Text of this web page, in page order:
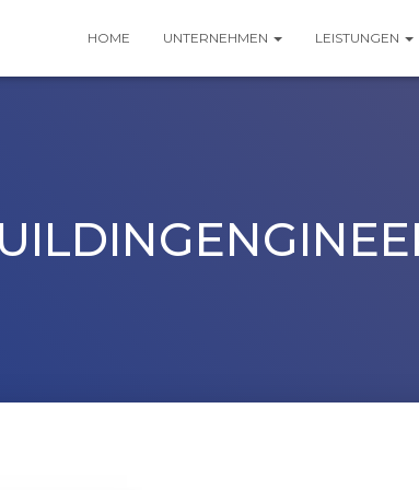
HOME UNTERNEHMEN LEISTUNGEN